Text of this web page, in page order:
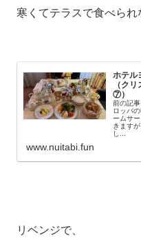
寒くてテラスで食べられ
ホテ
（ク
⑦）
前の記
ロッパ
ームサ
きます
し...
www.nuitabi.fun
リベンジで、